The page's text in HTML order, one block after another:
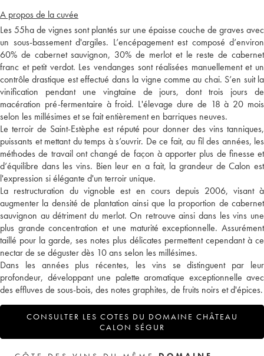
A propos de la cuvée
Les 55ha de vignes sont plantés sur une épaisse couche de graves avec
un sous-bassement d'argiles. L’encépagement est composé d’environ
60% de cabernet sauvignon, 30% de merlot et le reste de cabernet
franc et petit verdot. Les vendanges sont réalisées manuellement et un
contrôle drastique est effectué dans la vigne comme au chai. S’en suit la
vinification pendant une vingtaine de jours, dont trois jours de
macération pré-fermentaire à froid. L'élevage dure de 18 à 20 mois
selon les millésimes et se fait entièrement en barriques neuves.
Le terroir de Saint-Estèphe est réputé pour donner des vins tanniques,
puissants et mettant du temps à s’ouvrir. De ce fait, au fil des années, les
méthodes de travail ont changé de façon à apporter plus de finesse et
d’équilibre dans les vins. Bien leur en a fait, la grandeur de Calon est
l'expression si élégante d'un terroir unique.
La restructuration du vignoble est en cours depuis 2006, visant à
augmenter la densité de plantation ainsi que la proportion de cabernet
sauvignon au détriment du merlot. On retrouve ainsi dans les vins une
plus grande concentration et une maturité exceptionnelle. Assurément
taillé pour la garde, ses notes plus délicates permettent cependant à ce
nectar de se déguster dès 10 ans selon les millésimes.
Dans les années plus récentes, les vins se distinguent par leur
profondeur, développant une palette aromatique exceptionnelle avec
des effluves de sous-bois, des notes graphites, de fruits noirs et d'épices.
CONSULTER LES COTES DU DOMAINE CHÂTEAU
CALON SÉGUR